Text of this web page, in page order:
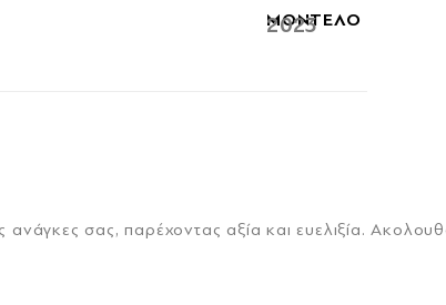
ΜΟΝΤΕΛΟ
2023
σας, παρέχοντας αξία και ευελιξία.